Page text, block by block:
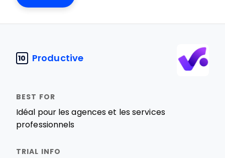
10 Productive
Idéal pour les agences et les services
professionnels